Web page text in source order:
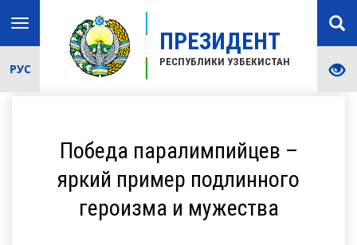
ПРЕЗИДЕНТ
РЕСПУБЛИКИ УЗБЕКИСТАН
Toggle
navigation
РУС
Победа паралимпийцев –
яркий пример подлинного
героизма и мужества